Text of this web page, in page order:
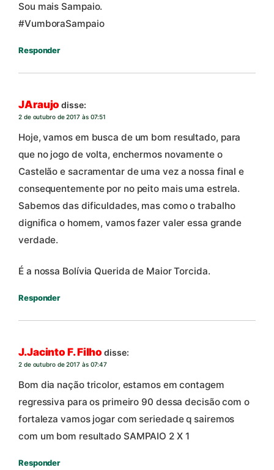
Sou mais Sampaio.
#VumboraSampaio
Responder
JAraujo disse:
2 de outubro de 2017 às 07:51
Hoje, vamos em busca de um bom resultado, para
que no jogo de volta, enchermos novamente o
Castelão e sacramentar de uma vez a nossa final e
consequentemente por no peito mais uma estrela.
Sabemos das dificuldades, mas como o trabalho
dignifica o homem, vamos fazer valer essa grande
verdade.
É a nossa Bolívia Querida de Maior Torcida.
Responder
J.Jacinto F. Filho disse:
2 de outubro de 2017 às 07:47
Bom dia nação tricolor, estamos em contagem
regressiva para os primeiro 90 dessa decisão com o
fortaleza vamos jogar com seriedade q sairemos
com um bom resultado SAMPAIO 2 X 1
Responder